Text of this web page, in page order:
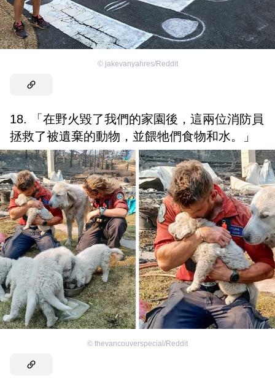
© jakevanyahres/Reddit
18. 「在野火毀了我們的家園後，這兩位消防員
拯救了被遺棄的動物，並餵牠們食物和水。」
© thevancouverspecial/Reddit